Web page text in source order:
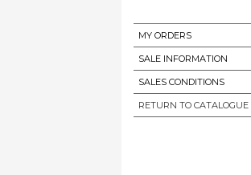
MY ORDERS
SALE INFORMATION
SALES CONDITIONS
RETURN TO CATALOGUE